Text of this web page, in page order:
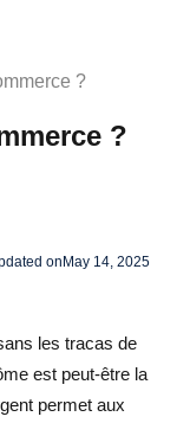
?
?
on May 14, 2025
les tracas de
est peut-être la
permet aux